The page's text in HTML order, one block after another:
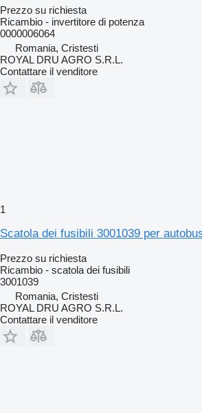
Prezzo su richiesta
Ricambio - invertitore di potenza
0000006064
Romania, Cristesti
ROYAL DRU AGRO S.R.L.
Contattare il venditore
1
Scatola dei fusibili 3001039 per
Prezzo su richiesta
Ricambio - scatola dei fusibili
3001039
Romania, Cristesti
ROYAL DRU AGRO S.R.L.
Contattare il venditore